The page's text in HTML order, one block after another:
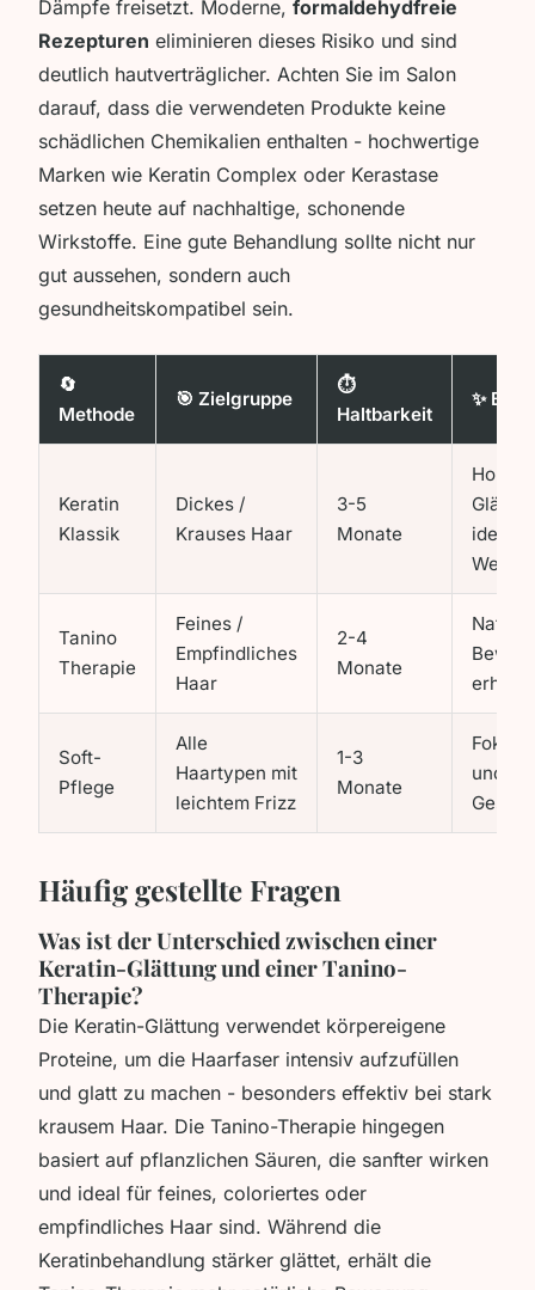
Dämpfe freisetzt. Moderne, formaldehydfreie
Rezepturen eliminieren dieses Risiko und sind
deutlich hautverträglicher. Achten Sie im Salon
darauf, dass die verwendeten Produkte keine
schädlichen Chemikalien enthalten - hochwertige
Marken wie Keratin Complex oder Kerastase
setzen heute auf nachhaltige, schonende
Wirkstoffe. Eine gute Behandlung sollte nicht nur
gut aussehen, sondern auch
gesundheitskompatibel sein.
🔄
Methode
🎯 Zielgruppe
⏱️
Haltbarkeit
✨
Keratin
Klassik
Dickes /
Krauses Haar
3-5
Monate
Hoher
ideal
Wellen
Tanino
Therapie
Feines /
Empfindliches
Haar
2-4
Monate
Soft-
Pflege
Alle
Haartypen mit
leichtem Frizz
1-3
Monate
Fokus
und
Häufig gestellte Fragen
Was ist der Unterschied zwischen einer
Keratin-Glättung und einer Tanino-
Therapie?
Die Keratin-Glättung verwendet körpereigene
Proteine, um die Haarfaser intensiv aufzufüllen
und glatt zu machen - besonders effektiv bei stark
krausem Haar. Die Tanino-Therapie hingegen
basiert auf pflanzlichen Säuren, die sanfter wirken
und ideal für feines, coloriertes oder
empfindliches Haar sind. Während die
Keratinbehandlung stärker glättet, erhält die